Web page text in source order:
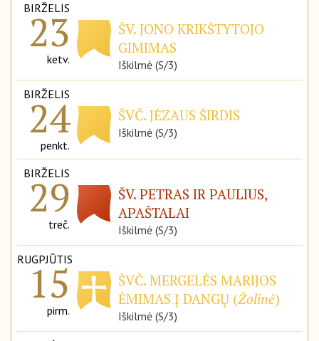
BIRŽELIS
23
ketv.
ŠV. JONO KRIKŠTYTOJO
GIMIMAS
Iškilmė (S/3)
BIRŽELIS
24
penkt.
ŠVČ. JĖZAUS ŠIRDIS
Iškilmė (S/3)
BIRŽELIS
29
treč.
ŠV. PETRAS IR PAULIUS,
APAŠTALAI
Iškilmė (S/3)
RUGPJŪTIS
15
pirm.
ŠVČ. MERGELĖS MARIJOS
ĖMIMAS Į DANGŲ (Žolinė)
Iškilmė (S/3)